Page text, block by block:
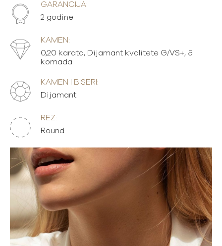
GARANCIJA:
2 godine
KAMEN:
0,20 karata, Dijamant kvalitete G/VS+, 5
komada
KAMEN I BISERI:
Dijamant
REZ:
Round